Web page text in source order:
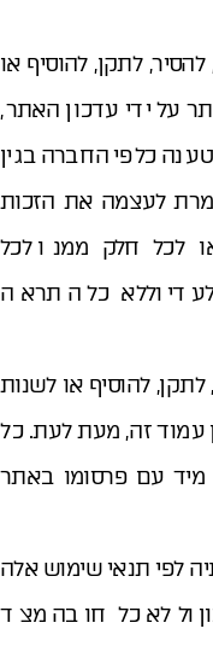
לתקן, להוסיף או
על ידי עדכון האתר,
כלפי החברה בגין
לעצמה את הזכות
לכל חלק ממנו לכל
וללא כל התראה
להוסיף או לשנות
עמוד זה, מעת לעת. כל
מיד עם פרסומו באתר
לפי תנאי שימוש אלה
וללא כל חובה מצד